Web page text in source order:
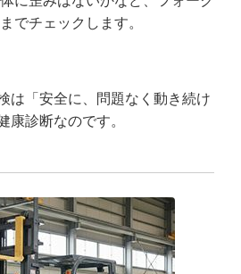
でチェックします。
は「安全に、問題なく動き続け
康診断なのです。